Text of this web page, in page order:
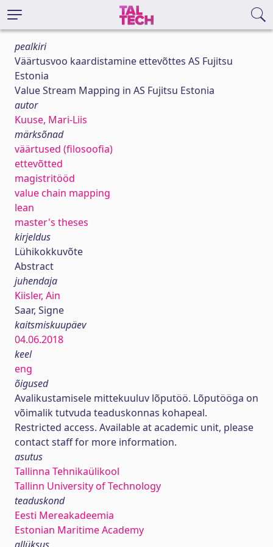
pealkiri
Väärtusvoo kaardistamine ettevõttes AS Fujitsu
Estonia
Value Stream Mapping in AS Fujitsu Estonia
autor
Kuuse, Mari-Liis
märksõnad
väärtused (filosoofia)
ettevõtted
magistritööd
value chain mapping
lean
master's theses
kirjeldus
Lühikokkuvõte
Abstract
juhendaja
Kiisler, Ain
Saar, Signe
kaitsmiskuupäev
04.06.2018
keel
eng
õigused
Avalikustamisele mittekuuluv lõputöö. Lõputööga on
võimalik tutvuda teaduskonnas kohapeal.
Restricted access. Available at academic unit, please
contact staff for more information.
asutus
Tallinna Tehnikaülikool
Tallinn University of Technology
teaduskond
Eesti Mereakadeemia
Estonian Maritime Academy